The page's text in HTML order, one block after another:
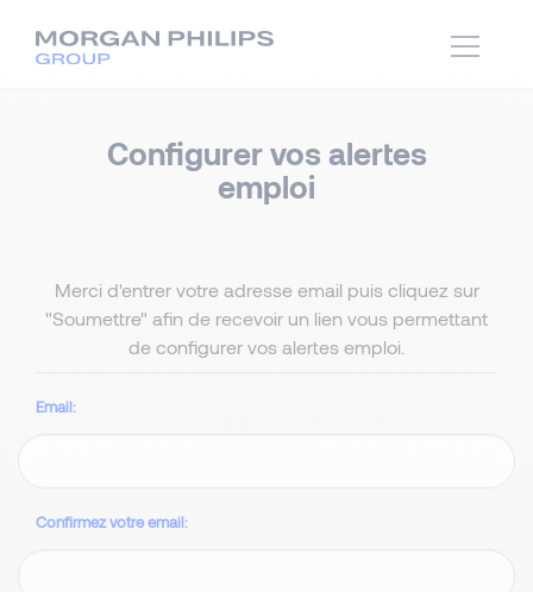
Configurer vos alertes
emploi
Merci d'entrer votre adresse email puis cliquez sur
"Soumettre" afin de recevoir un lien vous permettant
de configurer vos alertes emploi.
Email
Confirmez votre email